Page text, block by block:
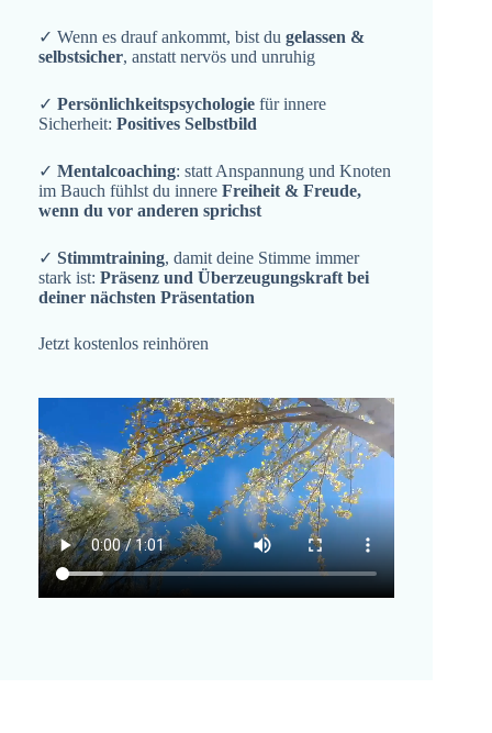
✓ Wenn es drauf ankommt, bist du gelassen &
selbstsicher, anstatt nervös und unruhig
✓ Persönlichkeitspsychologie für innere
Sicherheit: Positives Selbstbild
✓ Mentalcoaching: statt Anspannung und Knoten
im Bauch fühlst du innere Freiheit & Freude,
wenn du vor anderen sprichst
✓ Stimmtraining, damit deine Stimme immer
stark ist: Präsenz und Überzeugungskraft bei
deiner nächsten Präsentation
Jetzt kostenlos reinhören